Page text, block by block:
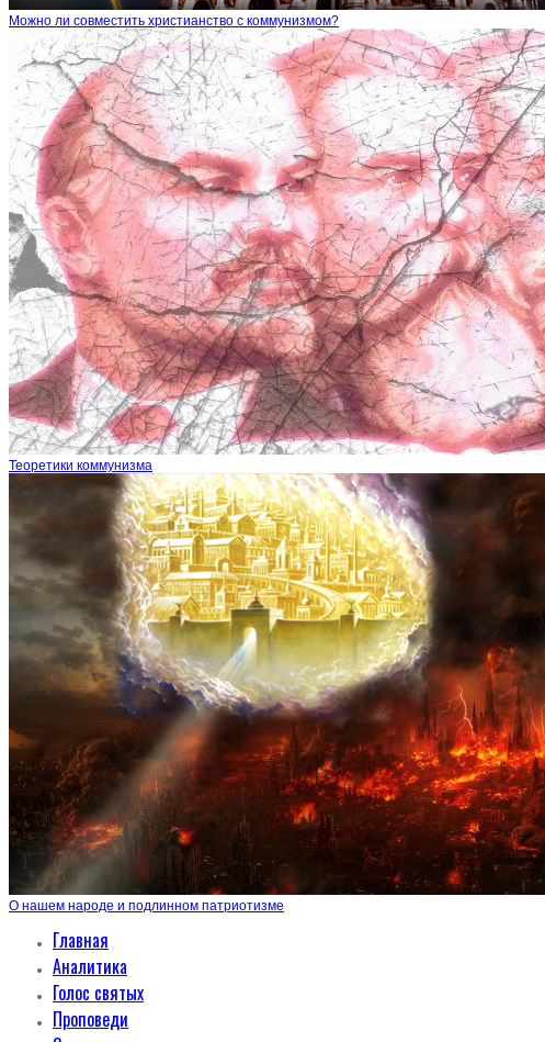
Можно ли совместить христианство с коммунизмом?
Теоретики коммунизма
О нашем народе и подлинном патриотизме
Главная
Аналитика
Голос святых
Проповеди